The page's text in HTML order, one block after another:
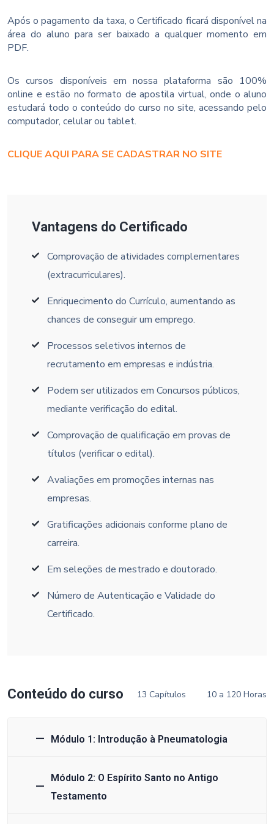
Após o pagamento da taxa, o Certificado ficará disponível na
área do aluno para ser baixado a qualquer momento em
PDF.
Os cursos disponíveis em nossa plataforma são 100%
online e estão no formato de apostila virtual, onde o aluno
estudará todo o conteúdo do curso no site, acessando pelo
computador, celular ou tablet.
CLIQUE AQUI PARA SE CADASTRAR NO SITE
Vantagens do Certificado
Comprovação de atividades complementares
(extracurriculares).
Enriquecimento do Currículo, aumentando as
chances de conseguir um emprego.
Processos seletivos internos de
recrutamento em empresas e indústria.
Podem ser utilizados em Concursos públicos,
mediante verificação do edital.
Comprovação de qualificação em provas de
títulos (verificar o edital).
Avaliações em promoções internas nas
empresas.
Gratificações adicionais conforme plano de
carreira.
Em seleções de mestrado e doutorado.
Número de Autenticação e Validade do
Certificado.
Conteúdo do curso 13 Capítulos 10 a 120 Horas
Módulo 1: Introdução à Pneumatologia
Módulo 2: O Espírito Santo no Antigo
Testamento